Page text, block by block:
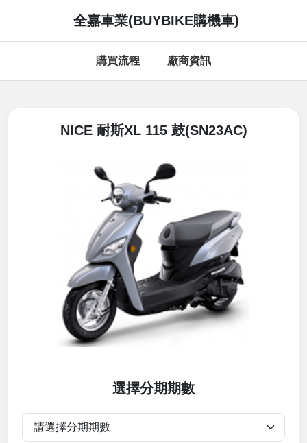
全嘉車業(BUYBIKE購機車)
購買流程 廠商資訊
NICE 耐斯XL 115 鼓(SN23AC)
選擇分期期數